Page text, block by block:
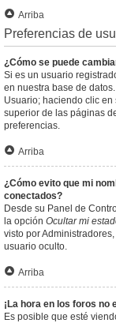
Arriba
Preferencias de
¿Cómo se puede
Si es un usuario
en nuestra base de
Usuario; haciendo clic
superior de las páginas
preferencias.
Arriba
¿Cómo evito que mi
conectados?
Desde su Panel de
la opción Ocultar mi
visto por
usuario oculto.
Arriba
¡La hora en los foros no
Es posible que esté